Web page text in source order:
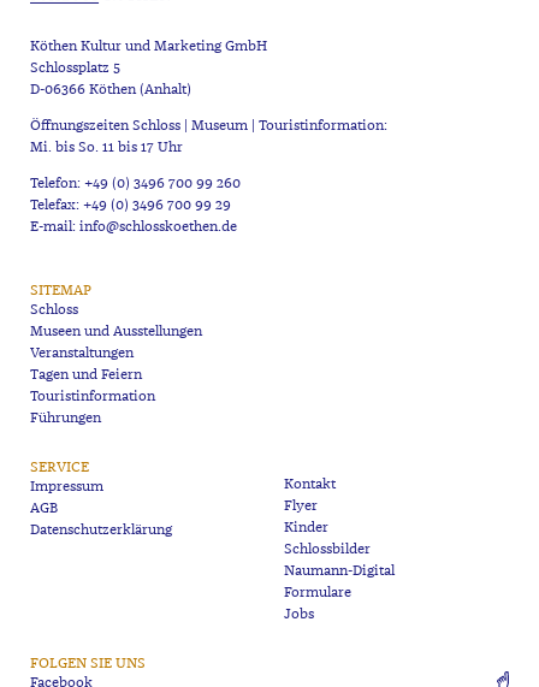
Köthen Kultur und Marketing GmbH
Schlossplatz 5
D-06366 Köthen (Anhalt)
Öffnungszeiten Schloss | Museum | Touristinformation:
Mi. bis So. 11 bis 17 Uhr
Telefon: +49 (0) 3496 700 99 260
Telefax: +49 (0) 3496 700 99 29
E-mail: info@schlosskoethen.de
SITEMAP
Schloss
Museen und Ausstellungen
Veranstaltungen
Tagen und Feiern
Touristinformation
Führungen
SERVICE
Impressum
AGB
Datenschutzerklärung
Kontakt
Flyer
Kinder
Schlossbilder
Naumann-Digital
Formulare
Jobs
FOLGEN SIE UNS
Facebook